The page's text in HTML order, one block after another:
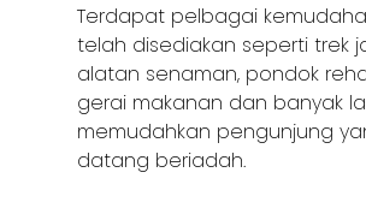
Terdapat pelbagai
telah disediakan seperti trek
alatan senaman, pondok
gerai makanan dan banyak
memudahkan pengunjung
datang beriadah.